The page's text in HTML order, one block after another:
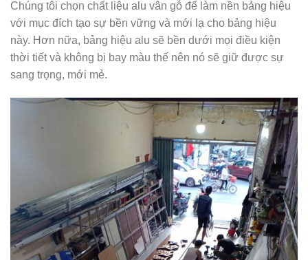
Chúng tôi chọn chất liệu alu vân gỗ để làm nền bảng hiệu
với mục đích tạo sự bền vững và mới lạ cho bảng hiệu
này. Hơn nữa, bảng hiệu alu sẽ bền dưới mọi điều kiện
thời tiết và không bị bay màu thế nên nó sẽ giữ được sự
sang trọng, mới mẻ.